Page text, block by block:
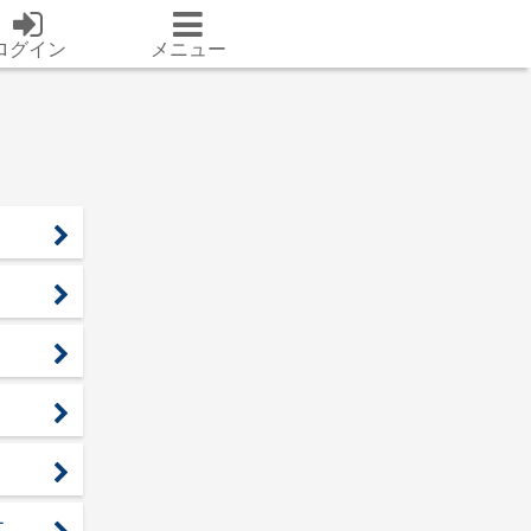
グイン メニュー